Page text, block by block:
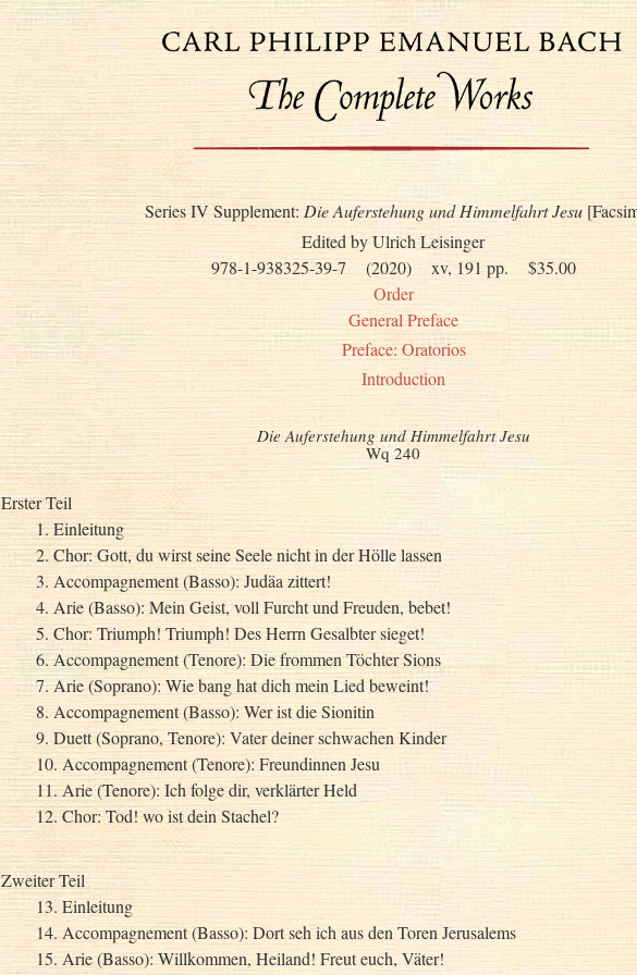
Series IV Supplement:Die Auferstehung und Himmelfahrt Jesu
Edited by Ulrich Leisinger
978-1-938325-39-7
(2020) xv, 191 pp.
$35.00
Order
General Preface
Preface: Oratorios
Introduction
Die Auferstehung und Himmelfahrt Jesu
Wq 240
Erster Teil
1. Einleitung
2. Chor: Gott, du wirst seine Seele nicht in der Hölle lassen
3. Accompagnement (Basso): Judäa zittert!
4. Arie (Basso): Mein Geist, voll Furcht und Freuden, bebet!
5. Chor: Triumph! Triumph! Des Herrn Gesalbter sieget!
6. Accompagnement (Tenore): Die frommen Töchter Sions
7. Arie (Soprano): Wie bang hat dich mein Lied beweint!
8. Accompagnement (Basso): Wer ist die Sionitin
9. Duett (Soprano, Tenore): Vater deiner schwachen Kinder
10. Accompagnement (Tenore): Freundinnen Jesu
11. Arie (Tenore): Ich folge dir, verklärter Held
12. Chor: Tod! wo ist dein Stachel?
Zweiter Teil
13. Einleitung
14. Accompagnement (Basso): Dort seh ich aus den Toren Jerusalems
15. Arie (Basso): Willkommen, Heiland! Freut euch, Väter!